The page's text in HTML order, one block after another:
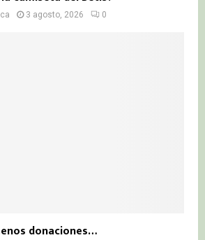
3 agosto, 2026 0
donaciones…